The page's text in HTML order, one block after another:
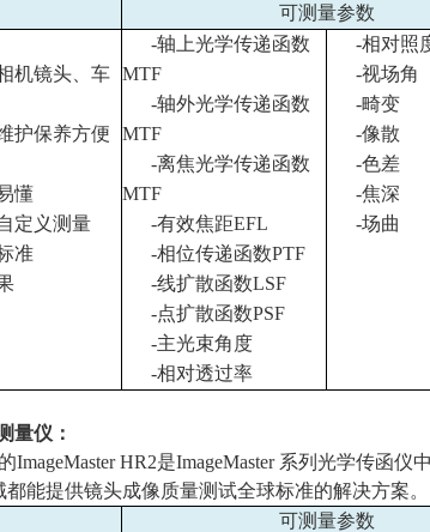
可测量参数
机镜头、车
护保养方便
懂
定义测量
准
-轴上光学传递函数
MTF
-轴外光学传递函数
MTF
-离焦光学传递函数
MTF
-有效焦距EFL
-相位传递函数PTF
-线扩散函数LSF
-点扩散函数PSF
-主光束角度
-相对透过率
-相对照
-视场角
-畸变
-像散
-色差
-焦深
-场曲
量仪：
ImageMaster HR2是ImageMaster 系列光学传函仪
能提供镜头成像质量测试全球标准的解决方案。
可测量参数